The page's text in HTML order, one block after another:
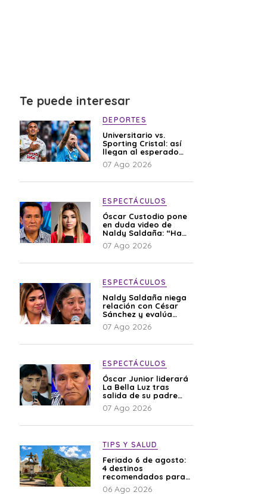
Te puede interesar
DEPORTES
Universitario vs.
Sporting Cristal: así
llegan al esperado
duelo
07 Ago 2026
ESPECTÁCULOS
Óscar Custodio pone
en duda video de
Naldy Saldaña: “Hay
cosas que de repente
se han editado”
07 Ago 2026
ESPECTÁCULOS
Naldy Saldaña niega
relación con César
Sánchez y evalúa
denunciar a su
esposa: “Es una
07 Ago 2026
ESPECTÁCULOS
Óscar Junior liderará
La Bella Luz tras
salida de su padre
por polémica con
Naldy Saldaña
07 Ago 2026
TIPS Y SALUD
Feriado 6 de agosto:
4 destinos
recomendados para
disfrutar el descanso
06 Ago 2026